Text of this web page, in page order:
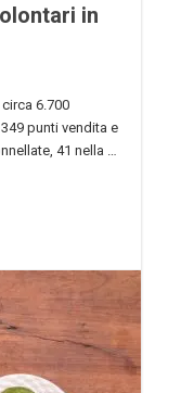
in
6.700
punti vendita e
41 nella …